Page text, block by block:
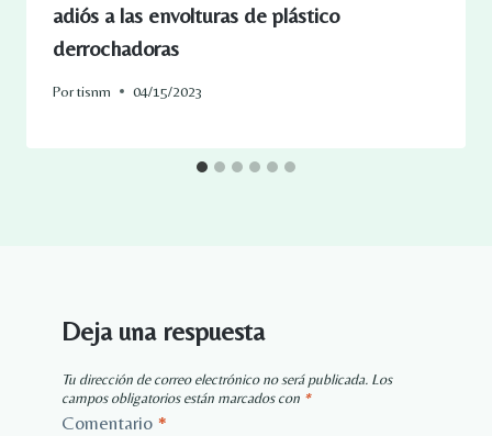
adiós a las envolturas de plástico
derrochadoras
Portisnm 04/15/2023
Deja una respuesta
Tu dirección de correo electrónico no será publicada. Los
campos obligatorios están marcados con *
Comentario *